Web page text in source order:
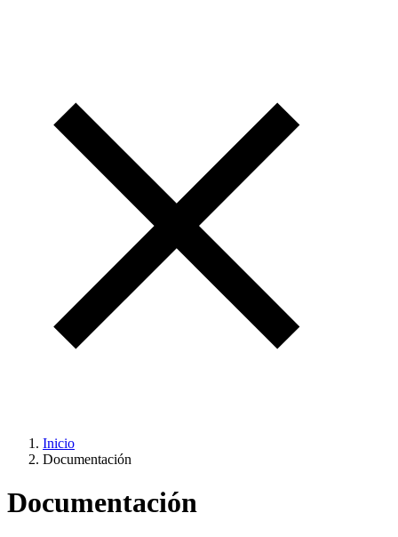
Inicio
Documentación
Documentación